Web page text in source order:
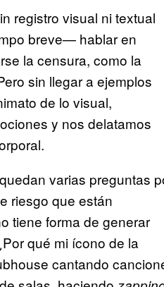
registro visual ni textual
breve— hablar en
la censura, como la
sin llegar a ejemplos
de lo visual,
y nos delatamos
varias preguntas
riesgo que están
tiene forma de generar
qué mi ícono de la
cantando